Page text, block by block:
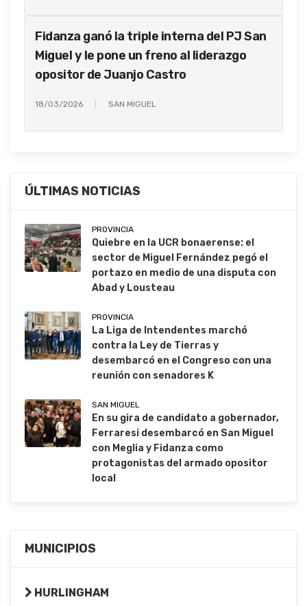
Fidanza ganó la triple interna del PJ San
Miguel y le pone un freno al liderazgo
opositor de Juanjo Castro
18/03/2026 SAN MIGUEL
ÚLTIMAS NOTICIAS
PROVINCIA
Quiebre en la UCR bonaerense: el
sector de Miguel Fernández pegó el
portazo en medio de una disputa con
Abad y Lousteau
PROVINCIA
La Liga de Intendentes marchó
contra la Ley de Tierras y
desembarcó en el Congreso con una
reunión con senadores K
SAN MIGUEL
En su gira de candidato a gobernador,
Ferraresi desembarcó en San Miguel
con Meglia y Fidanza como
protagonistas del armado opositor
local
MUNICIPIOS
HURLINGHAM